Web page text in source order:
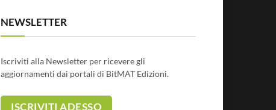
NEWSLETTER
Iscriviti alla Newsletter per ricevere gli
aggiornamenti dai portali di BitMAT Edizioni.